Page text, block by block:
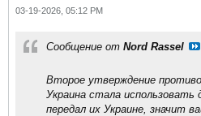
03-19-2026, 05:12 PM
Сообщение от Nord Rassel
Второе утверждение
Украина стала
передал их Украине, значит